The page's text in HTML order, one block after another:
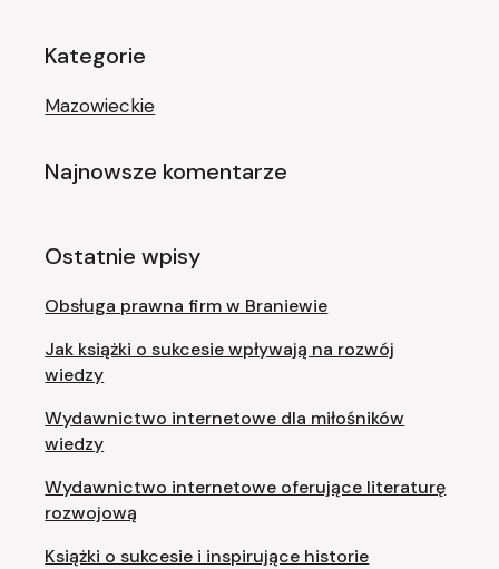
Kategorie
Mazowieckie
Najnowsze komentarze
Ostatnie wpisy
Obsługa prawna firm w Braniewie
Jak książki o sukcesie wpływają na rozwój
wiedzy
Wydawnictwo internetowe dla miłośników
wiedzy
Wydawnictwo internetowe oferujące literaturę
rozwojową
Książki o sukcesie i inspirujące historie